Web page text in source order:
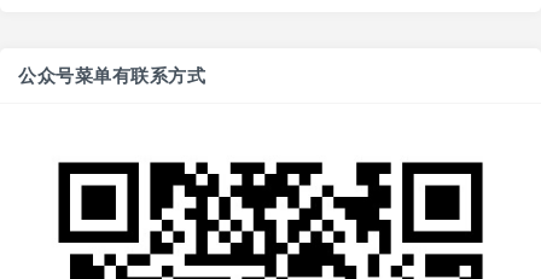
公众号菜单有联系方式